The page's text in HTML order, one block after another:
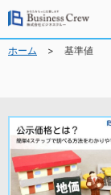
ホーム > 基準値